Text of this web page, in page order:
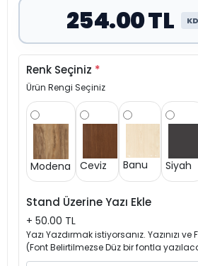
254.00 TL
Renk Seçiniz *
Ürün Rengi Seçiniz
Modena Ceviz Banu Siyah
Stand Üzerine Yazı Ekle
+ 50.00 TL
Yazı Yazdırmak istiyorsanız. Yazınızı
(Font Belirtilmezse Düz bir fontla